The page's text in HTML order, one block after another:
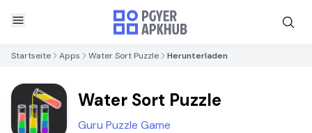
Startseite Apps Water Sort Puzzle Herunterladen
Water Sort Puzzle
Guru Puzzle Game